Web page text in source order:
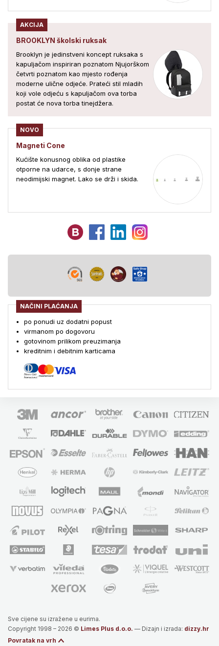
AKCIJA
BROOKLYN školski ruksak
Brooklyn je jedinstveni koncept ruksaka s
kapuljačom inspiriran poznatom Njujorškom
četvrti poznatom kao mjesto rođenja
moderne ulične odjeće. Prateći stil mladih
koji vole odjeću s kapuljačom ova torba
postat će nova torba tinejdžera.
NOVO
Magneti Cone
Kućište konusnog oblika od plastike
otporne na udarce, s donje strane
neodimijski magnet. Lako se drži i skida.
NAČINI PLAĆANJA
po ponudi uz dodatni popust
virmanom po dogovoru
gotovinom prilikom preuzimanja
kreditnim i debitnim karticama
Sve cijene su izražene u eurima.
Copyright 1998 – 2026 © Limes Plus d.o.o. — Dizajn i izrada: dizzy.hr
Povratak na vrh